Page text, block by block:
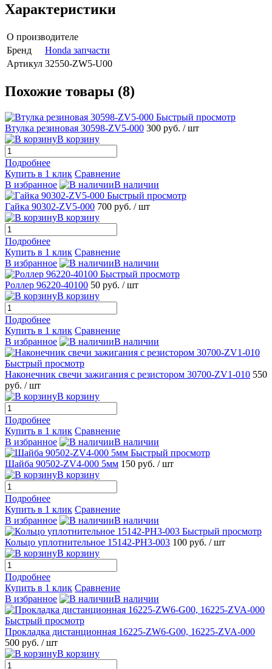
Характеристики
О производителе
Бренд
Honda запчасти
Артикул 32550-ZW5-U00
Похожие товары (8)
Быстрый просмотр
Втулка резиновая 30598-ZV5-000 300 руб. / шт
В корзину
Подробнее
Купить в 1 клик Сравнение
В избранное
В наличии
Быстрый просмотр
Гайка 90302-ZV5-000 700 руб. / шт
В корзину
Подробнее
Купить в 1 клик Сравнение
В избранное
В наличии
Быстрый просмотр
Роллер 96220-40100 50 руб. / шт
В корзину
Подробнее
Купить в 1 клик Сравнение
В избранное
В наличии
Быстрый просмотр
Наконечник свечи зажигания с резистором 30700-ZV1-010 550
руб. / шт
В корзину
Подробнее
Купить в 1 клик Сравнение
В избранное
В наличии
Быстрый просмотр
Шайба 90502-ZV4-000 5мм 150 руб. / шт
В корзину
Подробнее
Купить в 1 клик Сравнение
В избранное
В наличии
Быстрый просмотр
Кольцо уплотнительное 15142-PH3-003 100 руб. / шт
В корзину
Подробнее
Купить в 1 клик Сравнение
В избранное
В наличии
Быстрый просмотр
Прокладка дистанционная 16225-ZW6-G00, 16225-ZVA-000
500 руб. / шт
В корзину